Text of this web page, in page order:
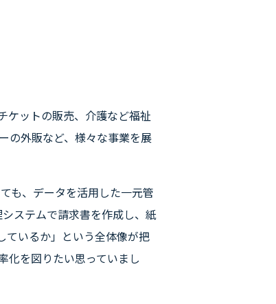
ケットの販売、介護など福祉
の外販など、様々な事業を展
も、データを活用した一元管
ステムで請求書を作成し、紙
ているか」という全体像が把
化を図りたい思っていまし